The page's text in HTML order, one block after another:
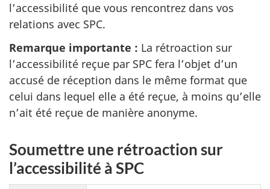
l’accessibilité que vous rencontrez dans vos
relations avec SPC.
Remarque importante : La rétroaction sur
l’accessibilité reçue par SPC fera l’objet d’un
accusé de réception dans le même format que
celui dans lequel elle a été reçue, à moins qu’elle
n’ait été reçue de manière anonyme.
Soumettre une rétroaction sur
l’accessibilité à SPC